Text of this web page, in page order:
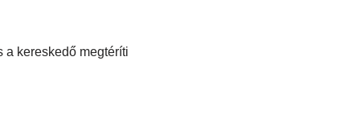
a kereskedő megtéríti